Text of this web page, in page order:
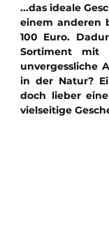
...das ideale
einem anderen
100 Euro.
Sortiment mit
unvergessliche
in der Natur?
doch lieber
vielseitige